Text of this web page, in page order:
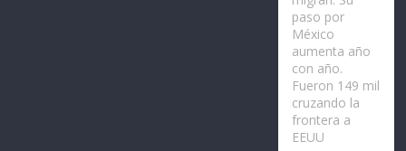
paso por
México
aumenta año
con año.
Fueron 149 mil
cruzando la
frontera a
EEUU